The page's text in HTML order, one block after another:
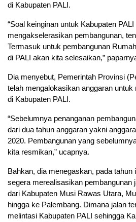
di Kabupaten PALI.
“Soal keinginan untuk Kabupaten
mengakselerasikan pembangunan,
Termasuk untuk pembangunan
di PALI akan kita selesaikan,”
Dia menyebut, Pemerintah Provinsi
telah mengalokasikan anggaran
di Kabupaten PALI.
“Sebelumnya penanganan
dari dua tahun anggaran yakni
2020. Pembangunan yang
kita resmikan,” ucapnya.
Bahkan, dia menegaskan, pada
segera merealisasikan pembangunan
dari Kabupaten Musi Rawas Utara,
hingga ke Palembang. Dimana jalan
melintasi Kabupaten PALI sehingga